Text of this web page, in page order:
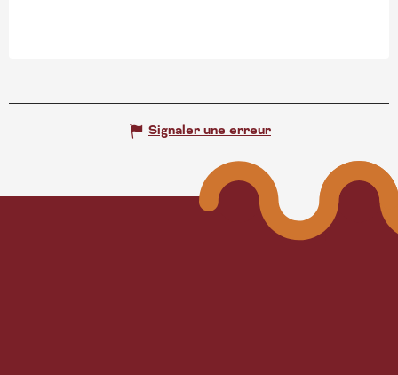
Signaler une erreur